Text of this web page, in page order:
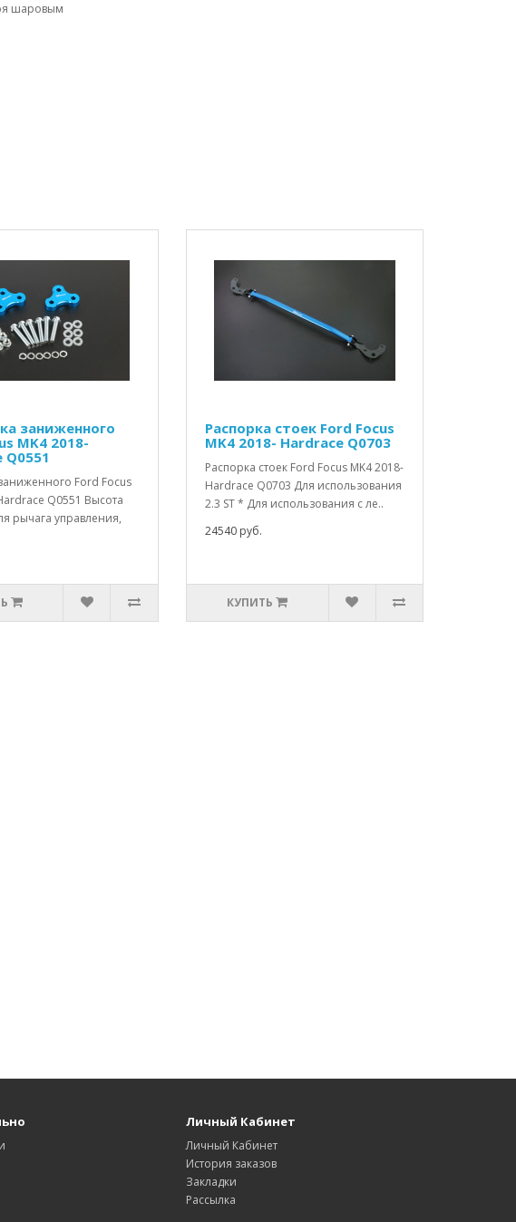
шаровым
заниженного
MK4 2018-
Q0551
Ford Focus
Q0551 Высота
рычага управления,
Распорка стоек Ford Focus
MK4 2018- Hardrace Q0703
Распорка стоек Ford Focus MK4 2018-
Hardrace Q0703 Для использования
2.3 ST * Для использования с ле..
24540 руб.
КУПИТЬ
Личный Кабинет
Личный Кабинет
История заказов
Закладки
Рассылка